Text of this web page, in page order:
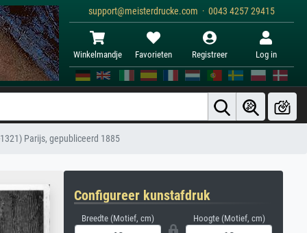
support@meisterdrucke.com · 0043 4257 29415
Winkelmandje Favorieten Registreer Log in
Parijs, gepubliceerd 1885
Configureer kunstafdruk
Breedte (Motief, cm) Hoogte (Motief, cm)